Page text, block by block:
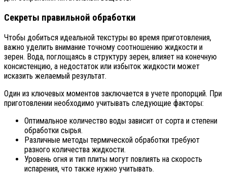
Секреты правильной обработки
Чтобы добиться идеальной текстуры во время приготовления,
важно уделить внимание точному соотношению жидкости и
зерен. Вода, поглощаясь в структуру зерен, влияет на конечную
консистенцию, а недостаток или избыток жидкости может
исказить желаемый результат.
Один из ключевых моментов заключается в учете пропорций. При
приготовлении необходимо учитывать следующие факторы:
Оптимальное количество воды зависит от сорта и степени
обработки сырья.
Различные методы термической обработки требуют
разного количества жидкости.
Уровень огня и тип плиты могут повлиять на скорость
испарения, что также нужно учитывать.